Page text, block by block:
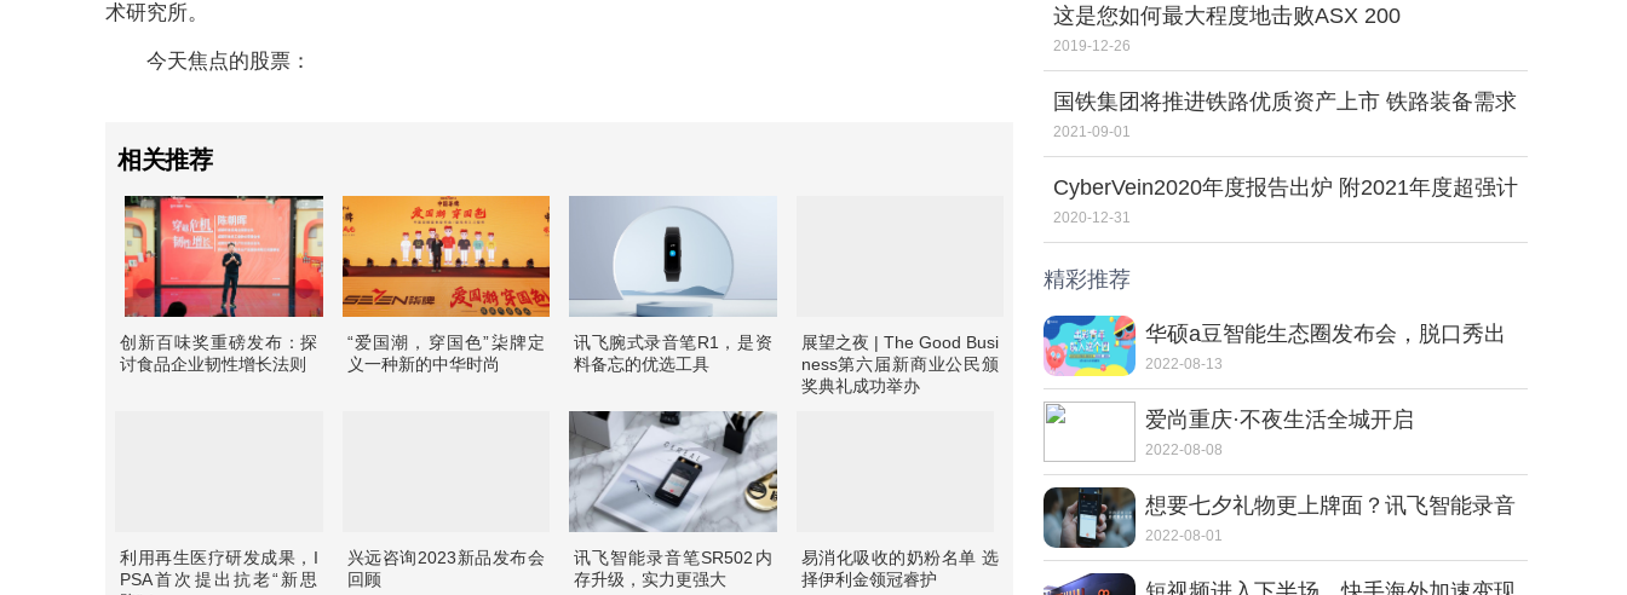
术研究所。
今天焦点的股票：
相关推荐
创新百味奖重磅发布：探
讨食品企业韧性增长法则
“爱国潮，穿国色”柒牌定
义一种新的中华时尚
讯飞腕式录音笔R1，是资
料备忘的优选工具
展望之夜 | The Good Busi
ness第六届新商业公民颁
奖典礼成功举办
利用再生医疗研发成果，I
PSA首次提出抗老“新思
兴远咨询2023新品发布会
回顾
讯飞智能录音笔SR502内
存升级，实力更强大
易消化吸收的奶粉名单 选
择伊利金领冠睿护
这是您如何最大程度地击败ASX 200
2019-12-26
国铁集团将推进铁路优质资产上市 铁路装备需求
长期可观
2021-09-01
CyberVein2020年度报告出炉 附2021年度超强计
划
2020-12-31
精彩推荐
华硕a豆智能生态圈发布会，脱口秀出
智控新体验
2022-08-13
爱尚重庆·不夜生活全城开启
2022-08-08
想要七夕礼物更上牌面？讯飞智能录音
笔SR702质感非凡
2022-08-01